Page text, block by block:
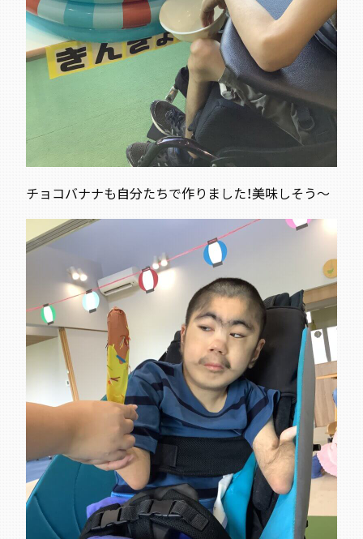
チョコバナナも自分たちで作りました！美味しそう～